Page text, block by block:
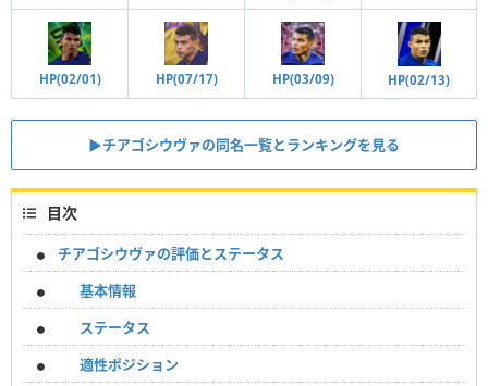
HP(02/01) HP(07/17) HP(03/09) HP(02/13)
▶︎チアゴシウヴァの同名一覧とランキングを見る
目次
チアゴシウヴァの評価とステータス
基本情報
ステータス
適性ポジション